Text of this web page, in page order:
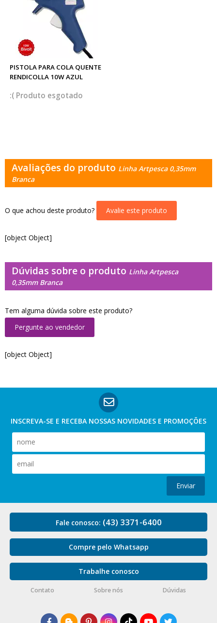
PISTOLA PARA COLA QUENTE
RENDICOLLA 10W AZUL
esgotado
Avaliações do produto Linha Artpesca 0,35mm
Branca
O que achou deste produto? Avalie este produto
[object Object]
Dúvidas sobre o produto Linha Artpesca
0,35mm Branca
Tem alguma dúvida sobre este produto?
Pergunte ao vendedor
[object Object]
INSCREVA-SE E RECEBA NOSSAS NOVIDADES E PROMOÇÕES
Enviar
Fale conosco: (43) 3371-6400
Compre pelo Whatsapp
Trabalhe conosco
Contato Sobre nós Dúvidas